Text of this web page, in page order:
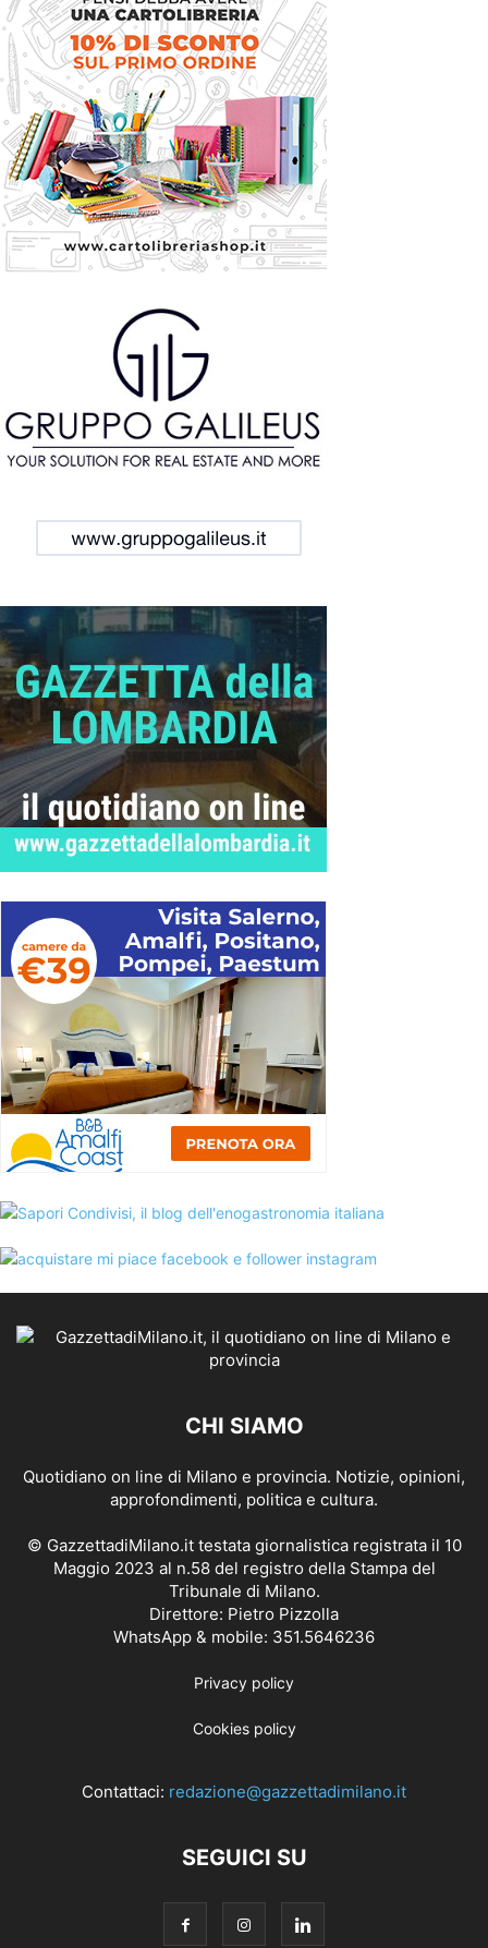
CHI SIAMO
Quotidiano on line di Milano e provincia. Notizie, opinioni,
approfondimenti, politica e cultura.
© GazzettadiMilano.it testata giornalistica registrata il 10
Maggio 2023 al n.58 del registro della Stampa del
Tribunale di Milano.
Direttore: Pietro Pizzolla
WhatsApp & mobile: 351.5646236
Privacy policy
Cookies policy
Contattaci: redazione@gazzettadimilano.it
SEGUICI SU